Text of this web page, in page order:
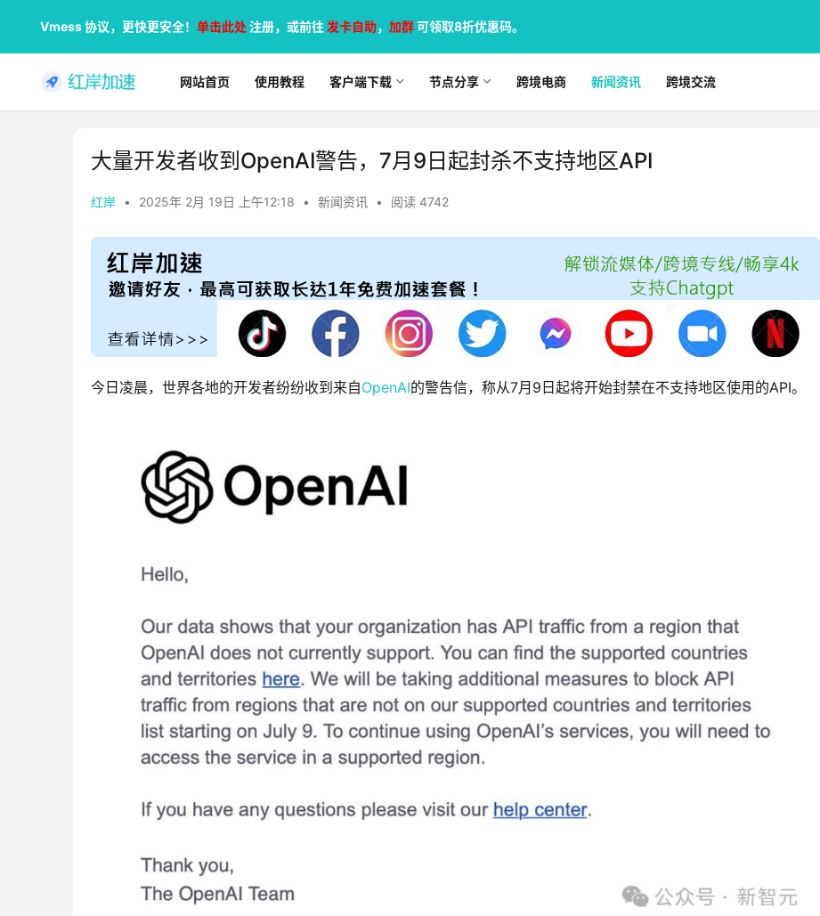
网站首页 使用教程 客户端下载 节点分享 跨境电商 新闻资讯 跨境交流
大量开发者收到OpenAI警告，7月9日起封杀不支持地区API
红岸 • 2025年 2月 19日 上午12:18 • 新闻资讯 • 阅读 4742
今日凌晨，世界各地的开发者纷纷收到来自OpenAI的警告信，称从7月9日起将开始封禁在不支持地区使用的API。
Vmess 协议，更快更安全！ 单击此处注册，或前往 发卡自助， 加群可领取8折优惠码。